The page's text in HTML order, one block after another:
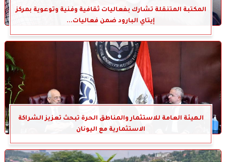
المكتبة المتنقلة تشارك بفعاليات ثقافية وفنية وتوعوية بمركز
إيتاي البارود ضمن فعاليات...
الهيئة العامة للاستثمار والمناطق الحرة تبحث تعزيز الشراكة
الاستثمارية مع اليونان